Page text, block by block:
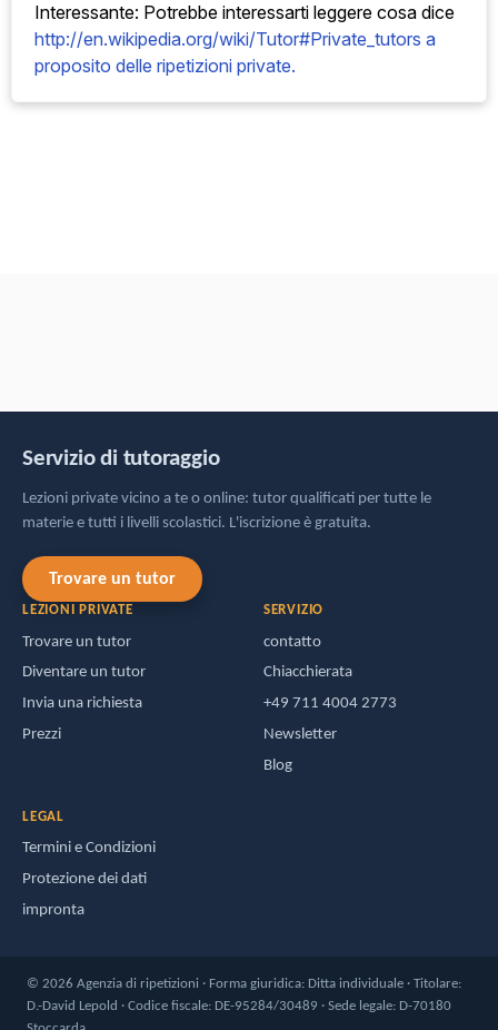
Interessante: Potrebbe interessarti leggere cosa dice
http://en.wikipedia.org/wiki/Tutor#Private_tutors a
proposito delle ripetizioni private.
Servizio di tutoraggio
Lezioni private vicino a te o online: tutor qualificati per tutte le
materie e tutti i livelli scolastici. L'iscrizione è gratuita.
Trovare un tutor
LEZIONI PRIVATE
Trovare un tutor
Diventare un tutor
Invia una richiesta
Prezzi
SERVIZIO
contatto
Chiacchierata
+49 711 4004 2773
Newsletter
Blog
LEGAL
Termini e Condizioni
Protezione dei dati
impronta
© 2026 Agenzia di ripetizioni · Forma giuridica: Ditta individuale · Titolare:
D.-David Lepold · Codice fiscale: DE-95284/30489 · Sede legale: D-70180